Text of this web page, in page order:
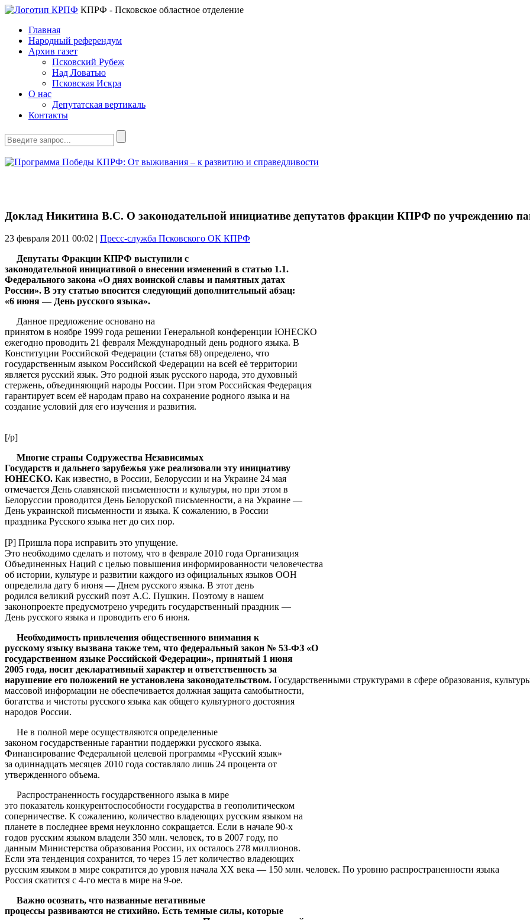
КПРФ - Псковское областное отделение
Главная
Народный референдум
Архив газет
Псковский Рубеж
Над Ловатью
Псковская Искра
О нас
Депутатская вертикаль
Контакты
Доклад Никитина В.С. О законодательной инициативе депутатов фракции КПРФ по учреждению
23 февраля 2011 00:02 | Пресс-служба Псковского ОК КПРФ
Депутаты Фракции КПРФ выступили с
законодательной инициативой о внесении изменений в статью 1.1.
Федерального закона «О днях воинской славы и памятных датах
России». В эту статью вносится следующий дополнительный абзац:
«6 июня — День русского языка».
Данное предложение основано на
принятом в ноябре 1999 года решении Генеральной конференции ЮНЕСКО
ежегодно проводить 21 февраля Международный день родного языка. В
Конституции Российской Федерации (статья 68) определено, что
государственным языком Российской Федерации на всей её территории
является русский язык. Это родной язык русского народа, это духовный
стержень, объединяющий народы России. При этом Российская Федерация
гарантирует всем её народам право на сохранение родного языка и на
создание условий для его изучения и развития.
[/p]
Многие страны Содружества Независимых
Государств и дальнего зарубежья уже реализовали эту инициативу
ЮНЕСКО. Как известно, в России, Белоруссии и на Украине 24 мая
отмечается День славянской письменности и культуры, но при этом в
Белоруссии проводится День Белоруской письменности, а на Украине —
День украинской письменности и языка. К сожалению, в России
праздника Русского языка нет до сих пор.
[P] Пришла пора исправить это упущение.
Это необходимо сделать и потому, что в феврале 2010 года Организация
Объединенных Наций с целью повышения информированности человечества
об истории, культуре и развитии каждого из официальных языков ООН
определила дату 6 июня — Днем русского языка. В этот день
родился великий русский поэт А.С. Пушкин. Поэтому в нашем
законопроекте предусмотрено учредить государственный праздник —
День русского языка и проводить его 6 июня.
Необходимость привлечения общественного внимания к
русскому языку вызвана также тем, что федеральный закон № 53-ФЗ «О
государственном языке Российской Федерации», принятый 1 июня
2005 года, носит декларативный характер и ответственность за
нарушение его положений не установлена законодательством. Государственными структурами в сфере образования,
массовой информации не обеспечивается должная защита самобытности,
богатства и чистоты русского языка как общего культурного достояния
народов России.
Не в полной мере осуществляются определенные
законом государственные гарантии поддержки русского языка.
Финансирование Федеральной целевой программы «Русский язык»
за одиннадцать месяцев 2010 года составляло лишь 24 процента от
утвержденного объема.
Распространенность государственного языка в мире
это показатель конкурентоспособности государства в геополитическом
соперничестве. К сожалению, количество владеющих русским языком на
планете в последнее время неуклонно сокращается. Если в начале 90-х
годов русским языком владели 350 млн. человек, то в 2007 году, по
данным Министерства образования России, их осталось 278 миллионов.
Если эта тенденция сохранится, то через 15 лет количество владеющих
русским языком в мире сократится до уровня начала XX века — 150 млн. человек. По уровню распространенности языка
Россия скатится с 4-го места в мире на 9-ое.
Важно осознать, что названные негативные
процессы развиваются не стихийно. Есть темные силы, которые